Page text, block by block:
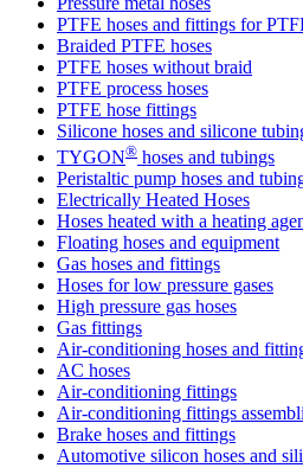
PTFE hoses and fittings for
Braided PTFE hoses
PTFE hoses without braid
PTFE process hoses
PTFE hose fittings
Silicone hoses and silicone
TYGON® hoses and tubings
Peristaltic pump hoses and
Electrically Heated Hoses
Hoses heated with a heating
Floating hoses and equipment
Gas hoses and fittings
Hoses for low pressure gases
High pressure gas hoses
Gas fittings
Air-conditioning hoses and
AC hoses
Air-conditioning fittings
Air-conditioning fittings
Brake hoses and fittings
Automotive silicon hoses and